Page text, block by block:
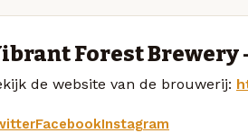
Forest
de website van de brouwerij:
FacebookInstagram